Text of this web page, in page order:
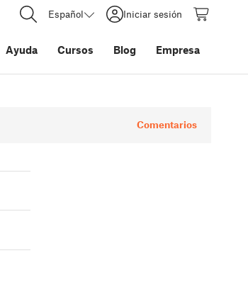
Español Iniciar sesión
Ayuda Cursos Blog Empresa
Comentarios